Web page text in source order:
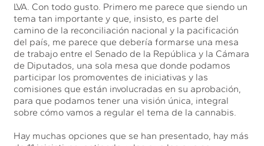
LVA. Con todo gusto. Primero me parece que siendo un
tema tan importante y que, insisto, es parte del
camino de la reconciliación nacional y la pacificación
del país, me parece que debería formarse una mesa
de trabajo entre el Senado de la República y la Cámara
de Diputados, una sola mesa que donde podamos
participar los promoventes de iniciativas y las
comisiones que están involucradas en su aprobación,
para que podamos tener una visión única, integral
sobre cómo vamos a regular el tema de la cannabis.
Hay muchas opciones que se han presentado, hay más